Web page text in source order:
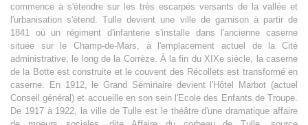
commence à s'étendre sur les très escarpés versants de la vallée et
l'urbanisation s'étend. Tulle devient une ville de garnison à partir de
1841 où un régiment d'infanterie s'installe dans l'ancienne caserne
située sur le Champ-de-Mars, à l'emplacement actuel de la Cité
administrative, le long de la Corrèze. À la fin du XIXe siècle, la caserne
de la Botte est construite et le couvent des Récollets est transformé en
caserne. En 1912, le Grand Séminaire devient l'Hôtel Marbot (actuel
Conseil général) et accueille en son sein l'Ecole des Enfants de Troupe.
De 1917 à 1922, la ville de Tulle est le théâtre d'une dramatique affaire